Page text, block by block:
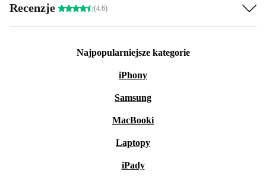
Recenzje (4.6)
Najpopularniejsze kategorie
iPhony
Samsung
MacBooki
Laptopy
iPady